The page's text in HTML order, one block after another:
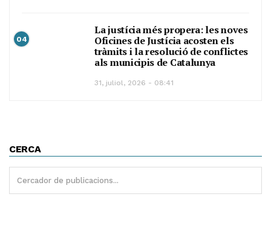
04
La justícia més propera: les noves
Oficines de Justícia acosten els
tràmits i la resolució de conflictes
als municipis de Catalunya
31, juliol, 2026 - 08:41
CERCA